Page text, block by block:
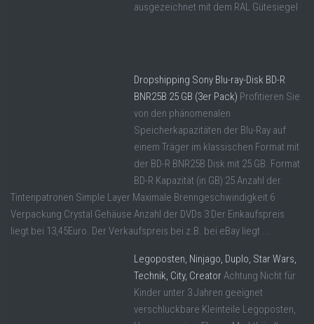
ausgezeichnet mit dem RAL Gütesiegel
Dropshipping Sony Blu-ray-Disk BD-R
BNR25B 25 GB (3er Pack) Profitieren Sie
von den phänomenalen
Speicherkapazitäten der Blu-Ray auf
einem Träger im klassischen Format mit
der BD-R BNR25B Disk mit 25 GB. Format
BD-R Kapazität (in GB) 25 Anzahl der
Tintenpatronen Simple Layer Maximale Brenngeschwindigkeit 6
Verpackung Crystal Gehäuse Anzahl der DVDs 3 Der Einkaufspreis
liegt bei 13,45Euro. Der Verkaufspreis bei z.B. bei eBay liegt ...
Legoposten, Ninjago, Duplo, Star Wars,
Technik, City, CreatorAchtung Nicht für
Kinder unter 3 Jahren geeignet
verschluckbare Kleinteile Legoposten,